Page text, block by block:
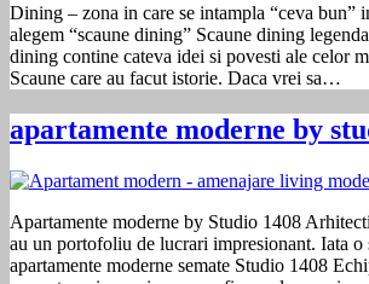
Dining – zona in care se intampla “ceva bun”
alegem “scaune dining” Scaune dining
dining contine cateva idei si povesti ale celor
Scaune care au facut istorie. Daca vrei sa…
apartamente moderne by
Apartamente moderne by Studio 1408
au un portofoliu de lucrari impresionant. Iata o
apartamente moderne semate Studio 1408